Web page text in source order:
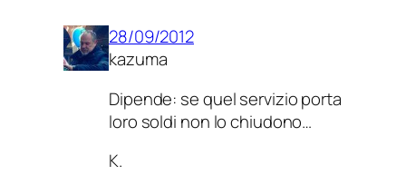
28/09/2012
kazuma
Dipende: se quel servizio porta
loro soldi non lo chiudono…
K.